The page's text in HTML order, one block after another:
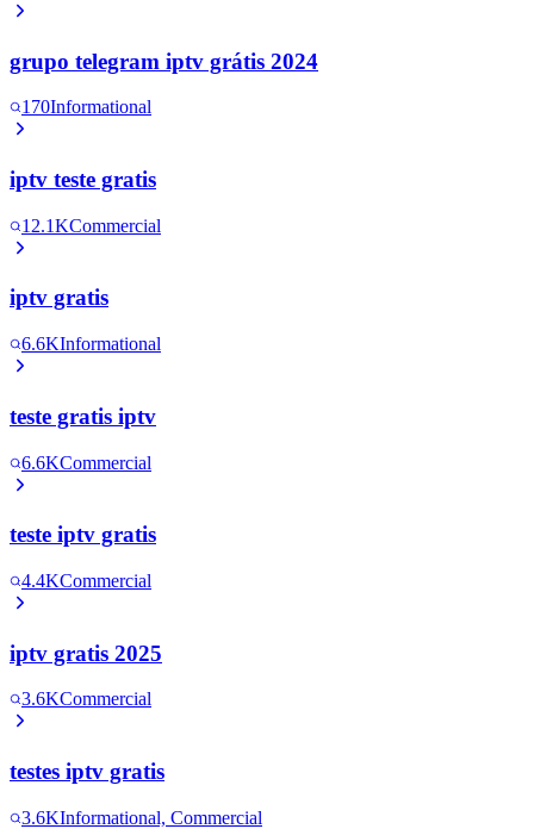
grupo telegram iptv grátis 2024
170Informational
iptv teste gratis
12.1KCommercial
iptv gratis
6.6KInformational
teste gratis iptv
6.6KCommercial
teste iptv gratis
4.4KCommercial
iptv gratis 2025
3.6KCommercial
testes iptv gratis
3.6KInformational, Commercial